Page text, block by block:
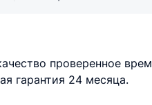
проверенное
гарантия 24 месяца.